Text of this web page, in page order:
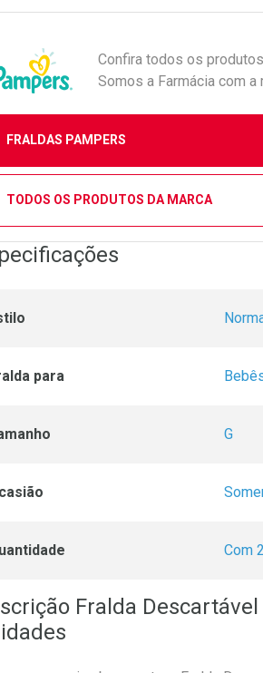
Confira todos os
Somos a Farmácia com
FRALDAS PAMPERS
TODOS OS PRODUTOS DA MARCA
para
G
Com
Fralda